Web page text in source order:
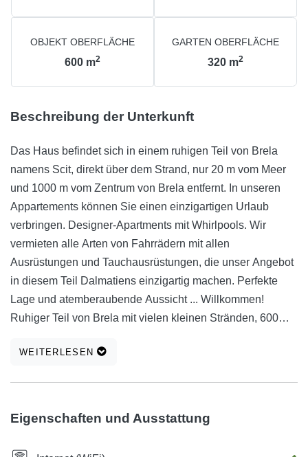
OBJEKT OBERFLÄCHE
600 m2
GARTEN OBERFLÄCHE
320 m2
Beschreibung der Unterkunft
Das Haus befindet sich in einem ruhigen Teil von Brela
namens Scit, direkt über dem Strand, nur 20 m vom Meer
und 1000 m vom Zentrum von Brela entfernt. In unseren
Appartements können Sie einen einzigartigen Urlaub
verbringen. Designer-Apartments mit Whirlpools. Wir
vermieten alle Arten von Fahrrädern mit allen
Ausrüstungen und Tauchausrüstungen, die unser Angebot
in diesem Teil Dalmatiens einzigartig machen. Perfekte
Lage und atemberaubende Aussicht ... Willkommen!
Ruhiger Teil von Brela mit vielen kleinen Stränden, 600
WEITERLESEN
Eigenschaften und Ausstattung